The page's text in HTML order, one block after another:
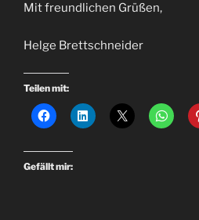
Mit freundlichen Grüßen,
Helge Brettschneider
Teilen mit:
Gefällt mir: